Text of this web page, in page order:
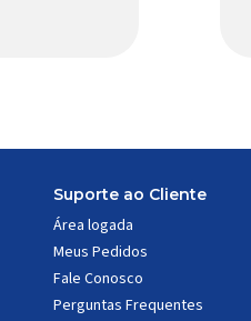
Suporte ao Cliente
Área logada
Meus Pedidos
Fale Conosco
Perguntas Frequentes